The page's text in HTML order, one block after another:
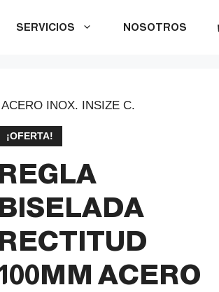
SERVICIOS NOSOTROS
INOX. INSIZE C.
¡OFERTA!
REGLA
BISELADA
RECTITUD
ACERO